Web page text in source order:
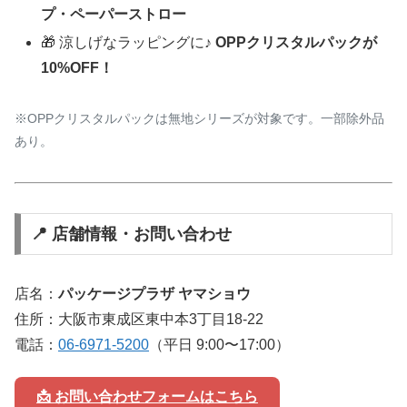
プ・ペーパーストロー
🎁 涼しげなラッピングに♪OPPクリスタルパックが
10%OFF！
※OPPクリスタルパックは無地シリーズが対象です。一部除外品
あり。
📍 店舗情報・お問い合わせ
店名：パッケージプラザ ヤマショウ
住所：大阪市東成区東中本3丁目18-22
電話： 06-6971-5200 （平日 9:00〜17:00）
📩 お問い合わせフォームはこちら